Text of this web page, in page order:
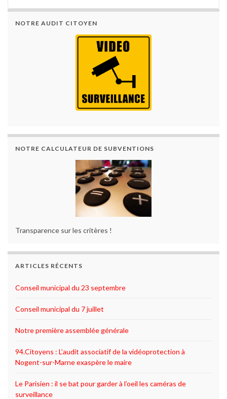
NOTRE AUDIT CITOYEN
NOTRE CALCULATEUR DE SUBVENTIONS
Transparence sur les critères !
ARTICLES RÉCENTS
Conseil municipal du 23 septembre
Conseil municipal du 7 juillet
Notre première assemblée générale
94.Citoyens : L’audit associatif de la vidéoprotection à
Nogent-sur-Marne exaspère le maire
Le Parisien : il se bat pour garder à l’oeil les caméras de
surveillance